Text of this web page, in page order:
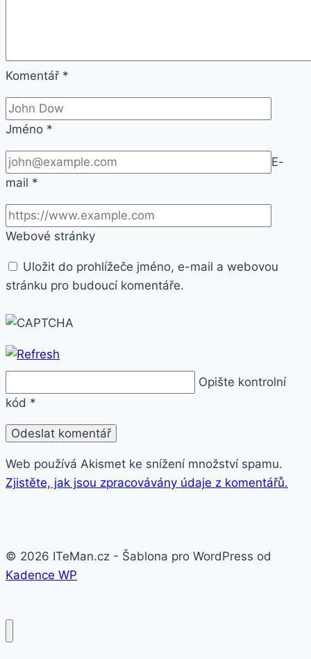
Komentář *
Jméno *
E-
mail *
Webové stránky
Uložit do prohlížeče jméno, e-mail a webovou
stránku pro budoucí komentáře.
Opište kontrolní
kód *
Web používá Akismet ke snížení množství spamu.
Zjistěte, jak jsou zpracovávány údaje z komentářů.
© 2026 ITeMan.cz - Šablona pro WordPress od
Kadence WP